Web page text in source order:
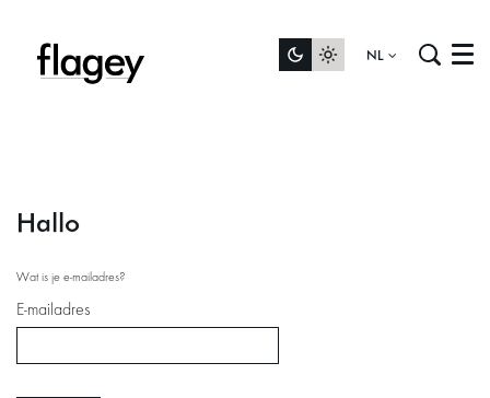
NL Menu
Hallo
Wat is je e-mailadres?
E-mailadres